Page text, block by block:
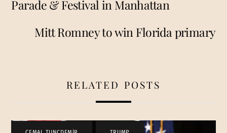
Parade & Festival in Manhattan
Mitt Romney to win Florida primary
RELATED POSTS